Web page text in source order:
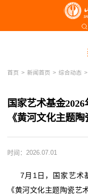
首页 > 新闻首页 > 综合动态 >
国家艺术基金
《黄河文化主题
时间：2026.07.01
7月1日，国家艺术
《黄河文化主题陶瓷艺